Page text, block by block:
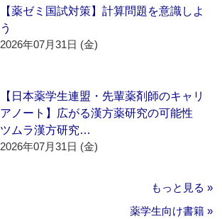
【薬ゼミ国試対策】計算問題を意識しよ
う
2026年07月31日 (金)
【日本薬学生連盟・先輩薬剤師のキャリ
アノート】広がる漢方薬研究の可能性
ツムラ漢方研究…
2026年07月31日 (金)
もっと見る »
薬学生向け書籍 »